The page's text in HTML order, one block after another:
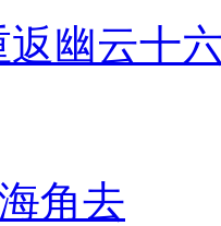
返幽云十
角去